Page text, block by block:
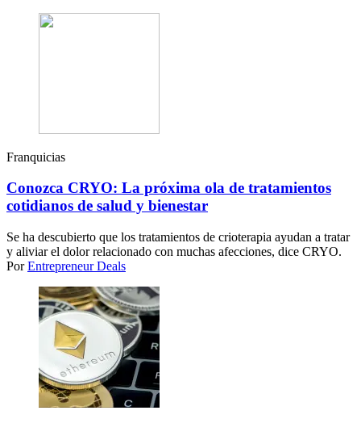
Franquicias
Conozca CRYO: La próxima ola de tratamientos
cotidianos de salud y bienestar
Se ha descubierto que los tratamientos de crioterapia ayudan a tratar
y aliviar el dolor relacionado con muchas afecciones, dice CRYO.
PorEntrepreneur Deals